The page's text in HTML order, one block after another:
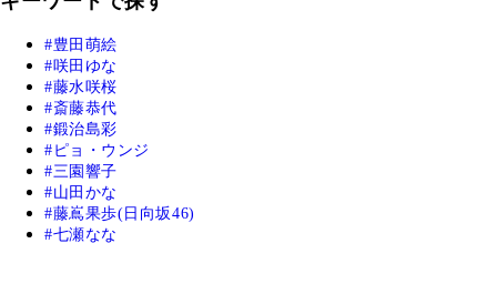
豊田萌絵
咲田ゆな
藤水咲桜
斎藤恭代
鍛治島彩
ピョ・ウンジ
三園響子
山田かな
藤嶌果歩(日向坂46)
七瀬なな